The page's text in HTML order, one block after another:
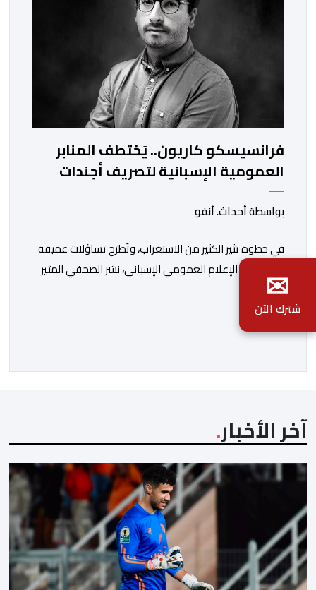
فرانسيسكو كاريون.. يَختطِف المنابر
العمومية الإسبانية لتصريف أجندات
معادية للمغرب
بواسطة أحداث. أنفو
في خطوة تثير الكثير من الاستغراب، وتَطرَح تساؤلات عميقة
حول مسار الإعلام العمومي الإسباني، نشر الصحفي المثير
للجدل فرانسيسكو كاريون مقالاً مطولاً ومتحيزاً على بوابة
المقال الذي حَمَل عنواناً مليئاً بالإيحاءات السلبية: “المغرب،
الاجتماعية”، يُمثِّل خروجاً غير مألوف عن الخط التحريري
آخر الأخبار
✉
شترك الآن